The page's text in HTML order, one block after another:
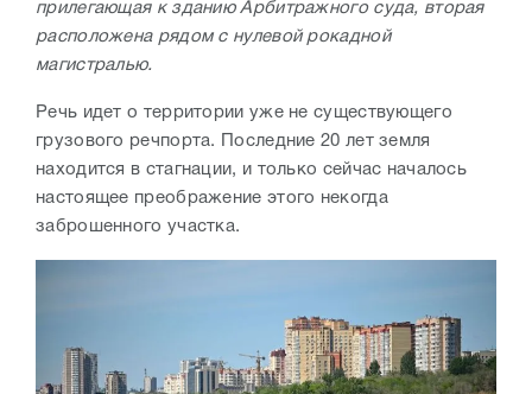
прилегающая к зданию Арбитражного суда, вторая
расположена рядом с нулевой рокадной
магистралью.
Речь идет о территории уже не существующего
грузового речпорта. Последние 20 лет земля
находится в стагнации, и только сейчас началось
настоящее преображение этого некогда
заброшенного участка.